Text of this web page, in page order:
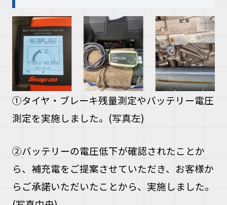
①タイヤ・ブレーキ残量測定やバッテリー電圧
測定を実施しました。(写真左)
②バッテリーの電圧低下が確認されたことか
ら、補充電をご提案させていただき、お客様か
らご承諾いただいたことから、実施しました。